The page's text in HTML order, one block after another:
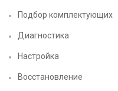
Подбор комплектующих
Диагностика
Настройка
Восстановление